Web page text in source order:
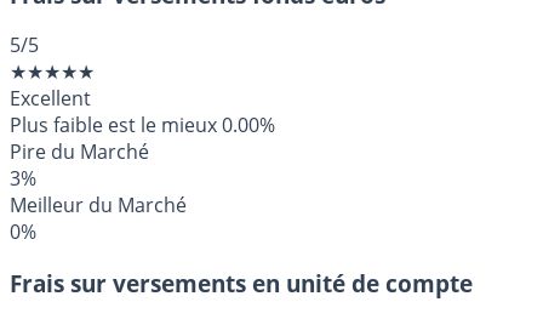
5/5
★★★★★
Excellent
Plus faible est le mieux0.00%
Pire du Marché
3%
Meilleur du Marché
0%
Frais sur versements en unité de compte